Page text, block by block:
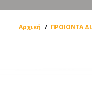
Αρχική / ΠΡΟΙΟΝΤΑ